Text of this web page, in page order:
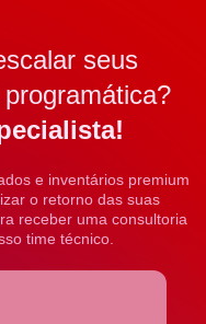
seus
e inventários premium
o retorno das suas
receber uma consultoria
time técnico.